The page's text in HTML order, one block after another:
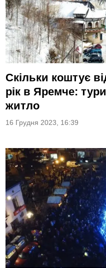
Скільки коштує
рік в Яремче:
житло
16 Грудня 2023, 16:39